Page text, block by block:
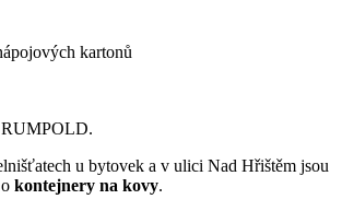
kartonů
RUMPOLD.
u bytovek a v ulici Nad Hřištěm jsou
kontejnery na kovy.